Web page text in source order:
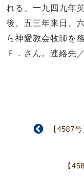
れる。一九四九年
後、五三年来日。
ら神愛教会牧師を
Ｆ．さん。連絡先
【4587
【